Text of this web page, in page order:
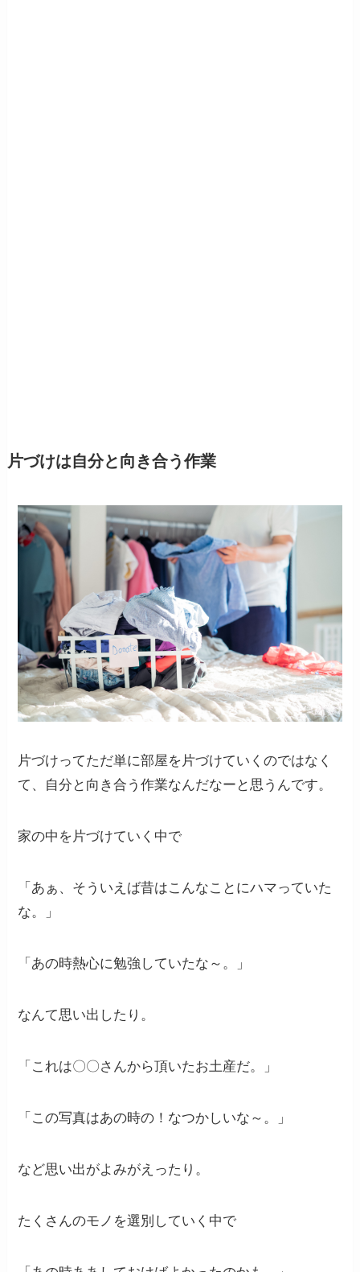
片づけは自分と向き合う作業
片づけってただ単に部屋を片づけていくのではなく
て、自分と向き合う作業なんだなーと思うんです。
家の中を片づけていく中で
「あぁ、そういえば昔はこんなことにハマっていた
な。」
「あの時熱心に勉強していたな～。」
なんて思い出したり。
「これは〇〇さんから頂いたお土産だ。」
「この写真はあの時の！なつかしいな～。」
など思い出がよみがえったり。
たくさんのモノを選別していく中で